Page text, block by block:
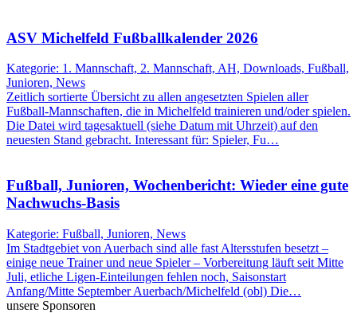
ASV Michelfeld Fußballkalender 2026
Kategorie: 1. Mannschaft, 2. Mannschaft, AH, Downloads, Fußball,
Junioren, News
Zeitlich sortierte Übersicht zu allen angesetzten Spielen aller
Fußball-Mannschaften, die in Michelfeld trainieren und/oder spielen.
Die Datei wird tagesaktuell (siehe Datum mit Uhrzeit) auf den
neuesten Stand gebracht. Interessant für: Spieler, Fu…
Fußball, Junioren, Wochenbericht: Wieder eine gute
Nachwuchs-Basis
Kategorie: Fußball, Junioren, News
Im Stadtgebiet von Auerbach sind alle fast Altersstufen besetzt –
einige neue Trainer und neue Spieler – Vorbereitung läuft seit Mitte
Juli, etliche Ligen-Einteilungen fehlen noch, Saisonstart
Anfang/Mitte September Auerbach/Michelfeld (obl) Die…
unsere Sponsoren